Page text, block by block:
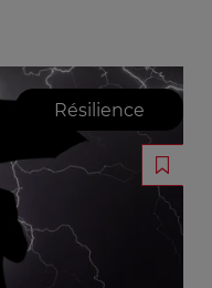
Résilience